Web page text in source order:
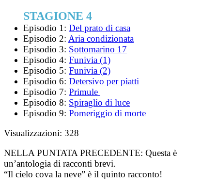
STAGIONE 4
Episodio 1: Del prato di casa
Episodio 2: Aria condizionata
Episodio 3: Sottomarino 17
Episodio 4: Funivia (1)
Episodio 5: Funivia (2)
Episodio 6: Detersivo per piatti
Episodio 7: Primule
Episodio 8: Spiraglio di luce
Episodio 9: Pomeriggio di morte
Visualizzazioni: 328
NELLA PUNTATA PRECEDENTE: Questa è
un’antologia di racconti brevi.
“Il cielo cova la neve” è il quinto racconto!